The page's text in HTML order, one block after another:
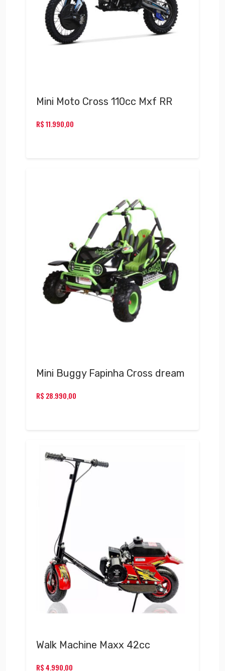
Mini Moto Cross 110cc Mxf RR
R$11.990,00
Mini Buggy Fapinha Cross dream
R$ 28.990,00
Walk Machine Maxx 42cc
R$4.990,00